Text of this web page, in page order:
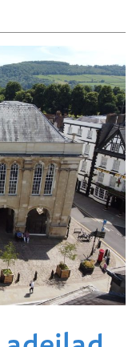
newydd
camau enfawr wrth
ar y cae ac oddi